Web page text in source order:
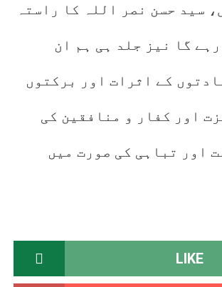
سید حسن نصر اللہ کا راستہ
گا نیز جلد ہی ہم ان
کے اثرات اور برکتوں
اور کفار و منافقین کی
اور تباہی کی صورت میں
LIKE